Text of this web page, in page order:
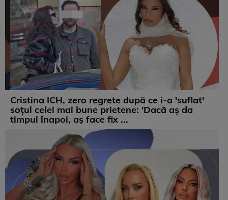
Cristina ICH, zero regrete după ce i-a 'suflat'
soțul celei mai bune prietene: 'Dacă aș da
timpul înapoi, aș face fix ...